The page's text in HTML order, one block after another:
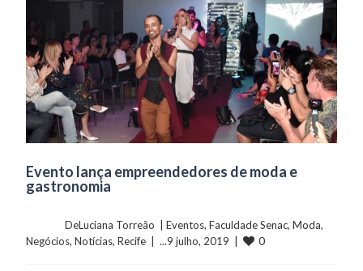
Evento lança empreendedores de moda e
gastronomia
	    	DeLuciana Torreão  |
Eventos, Faculdade Senac, Moda
Negócios, Notícias, Recife
  |  ...9 julho, 2019  |
0